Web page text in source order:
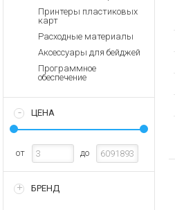
Принтеры пластиковых
карт
Расходные материалы
Аксессуары для бейджей
Программное
обеспечение
ЦЕНА
от до
БРЕНД